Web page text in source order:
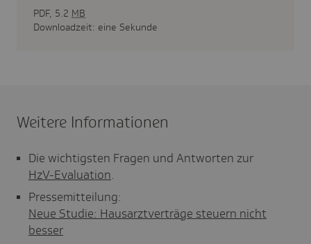
PDF, 5.2 MB
Downloadzeit: eine Sekunde
Weitere Informationen
Die wichtigsten Fragen und Antworten zur
HzV-Evaluation.
Pressemitteilung:
Neue Studie: Hausarztverträge steuern nicht
besser